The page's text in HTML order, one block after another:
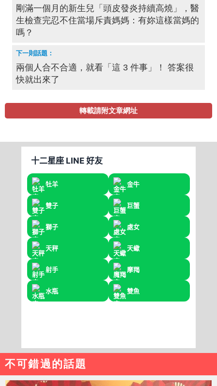
剛滿一個月的新生兒「頭皮發炎持續高燒」，醫
生檢查完忍不住當場斥責媽媽：有妳這樣當媽的
嗎？
兩個人合不合適，就看「這 3 件事」！ 答案很
快就出來了
轉載請附文章網址
不可錯過的話題